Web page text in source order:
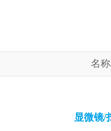
名
显微镜/